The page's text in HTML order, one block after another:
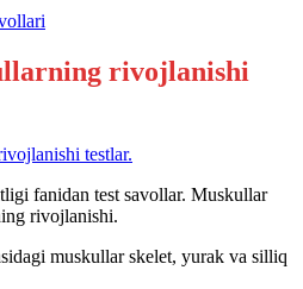
rivojlanishi
fanidan test savollar. Muskullar
rivojlanishi.
muskullar skelet, yurak va silliq